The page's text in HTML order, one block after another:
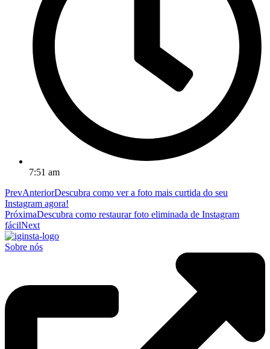
7:51 am
PrevAnteriorDescubra como ver a foto mais curtida do seu
Instagram agora!
PróximaDescubra como restaurar foto eliminada de Instagram
fácilNext
Sobre nós